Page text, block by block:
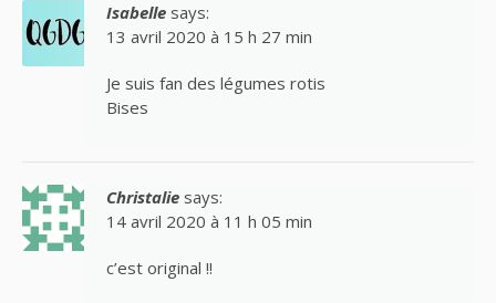
Isabelle says:
13 avril 2020 à 15 h 27 min
Je suis fan des légumes rotis
Bises
Christalie says:
14 avril 2020 à 11 h 05 min
c’est original !!